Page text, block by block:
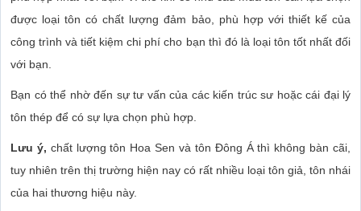
được loại tôn có chất lượng đảm bảo, phù hợp với thiết kế của
công trình và tiết kiệm chi phí cho bạn thì đó là loại tôn tốt nhất đối
với bạn.
Bạn có thể nhờ đến sự tư vấn của các kiến trúc sư hoặc cái đại lý
tôn thép để có sự lựa chọn phù hợp.
Lưu ý, chất lượng tôn Hoa Sen và tôn Đông Á thì không bàn cãi,
tuy nhiên trên thị trường hiện nay có rất nhiều loại tôn giả, tôn nhái
của hai thương hiệu này.